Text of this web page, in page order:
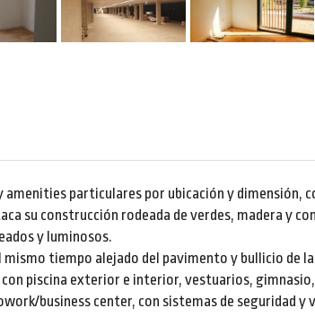
particulares por ubicación y dimensión,
su construcción rodeada de verdes, madera y
y luminosos.
tiempo alejado del pavimento y bullicio de
piscina exterior e interior, vestuarios,
business center, con sistemas de seguridad y